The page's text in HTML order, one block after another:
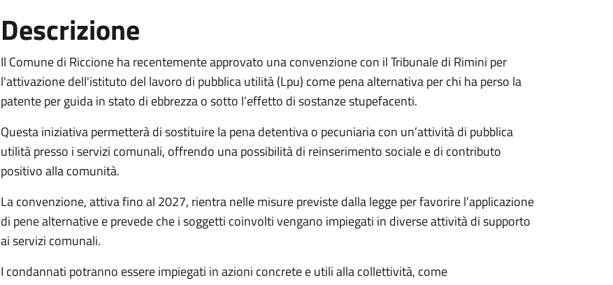
Descrizione
Il Comune di Riccione ha recentemente approvato una convenzione con il Tribunale di Rimini per
l'attivazione dell'istituto del lavoro di pubblica utilità (Lpu) come pena alternativa per chi ha perso la
patente per guida in stato di ebbrezza o sotto l’effetto di sostanze stupefacenti.
Questa iniziativa permetterà di sostituire la pena detentiva o pecuniaria con un’attività di pubblica
utilità presso i servizi comunali, offrendo una possibilità di reinserimento sociale e di contributo
positivo alla comunità.
La convenzione, attiva fino al 2027, rientra nelle misure previste dalla legge per favorire l’applicazione
di pene alternative e prevede che i soggetti coinvolti vengano impiegati in diverse attività di supporto
ai servizi comunali.
I condannati potranno essere impiegati in azioni concrete e utili alla collettività, come